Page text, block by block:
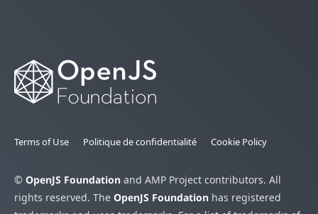
Terms of Use Politique de confidentialité Cookie Policy
© OpenJS Foundation and AMP Project contributors. All
rights reserved. The OpenJS Foundation has registered